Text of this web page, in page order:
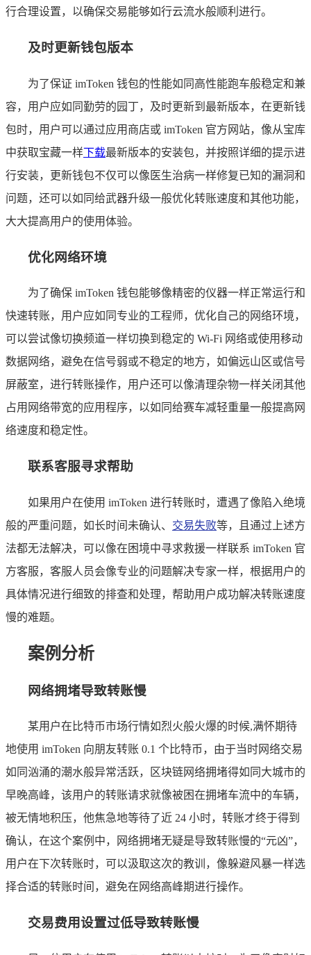
行合理设置，以确保交易能够如行云流水般顺利进行。
及时更新钱包版本
为了保证 imToken 钱包的性能如同高性能跑车般稳定和兼
容，用户应如同勤劳的园丁，及时更新到最新版本，在更新钱
包时，用户可以通过应用商店或 imToken 官方网站，像从宝库
中获取宝藏一样下载最新版本的安装包，并按照详细的提示进
行安装，更新钱包不仅可以像医生治病一样修复已知的漏洞和
问题，还可以如同给武器升级一般优化转账速度和其他功能，
大大提高用户的使用体验。
优化网络环境
为了确保 imToken 钱包能够像精密的仪器一样正常运行和
快速转账，用户应如同专业的工程师，优化自己的网络环境，
可以尝试像切换频道一样切换到稳定的 Wi-Fi 网络或使用移动
数据网络，避免在信号弱或不稳定的地方，如偏远山区或信号
屏蔽室，进行转账操作，用户还可以像清理杂物一样关闭其他
占用网络带宽的应用程序，以如同给赛车减轻重量一般提高网
络速度和稳定性。
联系客服寻求帮助
如果用户在使用 imToken 进行转账时，遭遇了像陷入绝境
般的严重问题，如长时间未确认、 交易失败等，且通过上述方
法都无法解决，可以像在困境中寻求救援一样联系 imToken 官
方客服，客服人员会像专业的问题解决专家一样，根据用户的
具体情况进行细致的排查和处理，帮助用户成功解决转账速度
慢的难题。
案例分析
网络拥堵导致转账慢
某用户在比特币市场行情如烈火般火爆的时候,满怀期待
地使用 imToken 向朋友转账 0.1 个比特币，由于当时网络交易
如同汹涌的潮水般异常活跃，区块链网络拥堵得如同大城市的
早晚高峰，该用户的转账请求就像被困在拥堵车流中的车辆，
被无情地积压，他焦急地等待了近 24 小时，转账才终于得到
确认，在这个案例中，网络拥堵无疑是导致转账慢的“元凶”，
用户在下次转账时，可以汲取这次的教训，像躲避风暴一样选
择合适的转账时间，避免在网络高峰期进行操作。
交易费用设置过低导致转账慢